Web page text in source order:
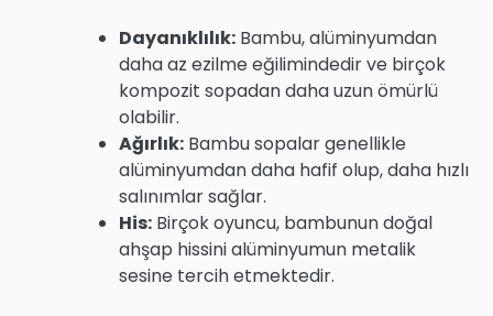
Dayanıklılık: Bambu, alüminyumdan
daha az ezilme eğilimindedir ve birçok
kompozit sopadan daha uzun ömürlü
olabilir.
Ağırlık: Bambu sopalar genellikle
alüminyumdan daha hafif olup, daha hızlı
salınımlar sağlar.
His: Birçok oyuncu, bambunun doğal
ahşap hissini alüminyumun metalik
sesine tercih etmektedir.